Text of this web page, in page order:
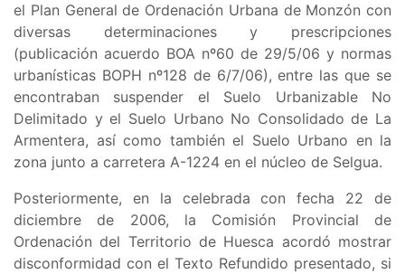
el Plan General de Ordenación Urbana de Monzón con
diversas determinaciones y prescripciones
(publicación acuerdo BOA nº60 de 29/5/06 y normas
urbanísticas BOPH nº128 de 6/7/06), entre las que se
encontraban suspender el Suelo Urbanizable No
Delimitado y el Suelo Urbano No Consolidado de La
Armentera, así como también el Suelo Urbano en la
zona junto a carretera A-1224 en el núcleo de Selgua.
Posteriormente, en la celebrada con fecha 22 de
diciembre de 2006, la Comisión Provincial de
Ordenación del Territorio de Huesca acordó mostrar
disconformidad con el Texto Refundido presentado, si